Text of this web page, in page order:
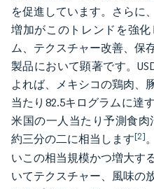
を促進しています。さらに
増加がこのトレンドを強
ム、テクスチャー改善、保
製品において顕著です。
よれば、メキシコの鶏肉、
当たり82.5キログラムに達
米国の一人当たり予測食肉
約三分の二に相当します[2]
いこの相当規模かつ増大す
いてテクスチャー、風味の